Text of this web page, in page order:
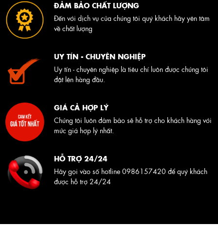
ĐẢM BẢO CHẤT LƯỢNG
Đến với dịch vụ của chúng tôi quý khách hãy yên tâm
về chất lượng
UY TÍN - CHUYÊN NGHIỆP
Uy tín - chuyên nghiệp là tiêu chí luôn được chúng tôi
đặt lên hàng đầu.
GIÁ CẢ HỢP LÝ
Chúng tôi luôn đảm bảo sẽ hỗ trợ cho khách hàng với
mức giá hợp lý nhất.
HỖ TRỢ 24/24
Hãy gọi vào số hotline 0986157420 để quý khách
được hỗ trợ 24/24